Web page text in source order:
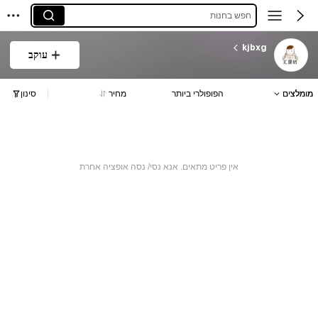
חפש בחנות
kjbxg
עוקב
מומלצים הפופולרי ביותר מחיר סינון
אין פריט מתאים. אנא נסי/ נסה אופציה אחרת